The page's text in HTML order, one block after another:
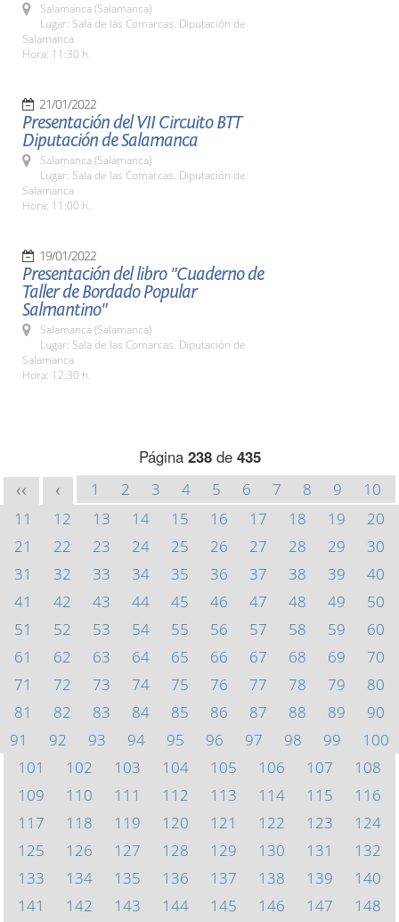
Salamanca (Salamanca)
Lugar: Sala de las Comarcas. Diputación de
Salamanca
Hora: 11:30 h.
21/01/2022
Presentación del VII Circuito BTT
Diputación de Salamanca
Salamanca (Salamanca)
Lugar: Sala de las Comarcas. Diputación de
Salamanca
Hora: 11:00 h.
19/01/2022
Presentación del libro "Cuaderno de
Taller de Bordado Popular
Salmantino"
Salamanca (Salamanca)
Lugar: Sala de las Comarcas. Diputación de
Salamanca
Hora: 12:30 h.
Página 238de 435
<< < 1 2 3 4 5 6 7 8 9
10
11
12 13 14 15 16 17 18 19
20
21
22 23 24 25 26 27 28 29
30
31
32 33 34 35 36 37 38 39
40
41
42 43 44 45 46 47 48 49
50
51
52 53 54 55 56 57 58 59
60
61
62 63 64 65 66 67 68 69
70
71
72 73 74 75 76 77 78 79
80
81
82 83 84 85 86 87 88 89
90
91
92 93 94 95 96 97 98 99
100
101
102 103 104 105 106 107
108
109
110 111 112 113 114 115
116
117
118 119 120 121 122 123
124
125
126 127 128 129 130 131
132
133
134 135 136 137 138 139
140
141
142 143 144 145 146 147
148